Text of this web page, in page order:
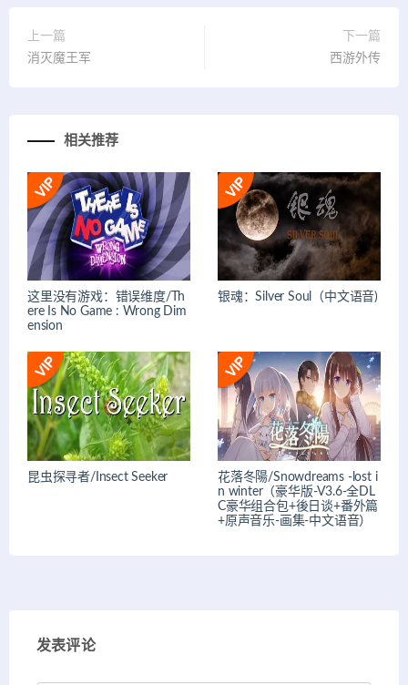
上一篇
消灭魔王军
下一篇
西游外传
相关推荐
这里没有游戏：错误维度/Th
ere Is No Game : Wrong Dim
ension
银魂：Silver Soul（中文语音)
昆虫探寻者/Insect Seeker
花落冬陽/Snowdreams -lost i
n winter（豪华版-V3.6-全DL
C豪华组合包+後日谈+番外篇
+原声音乐-画集-中文语音）
发表评论